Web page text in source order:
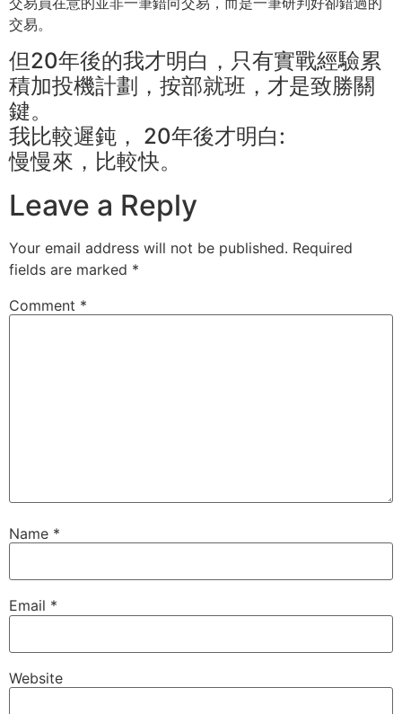
交易。
但20年後的我才明白，只有實戰經驗累
積加投機計劃，按部就班，才是致勝關
鍵。
我比較遲鈍， 20年後才明白:
慢慢來，比較快。
Leave a Reply
Your email address will not be published. Required
fields are marked *
Comment *
Name *
Email *
Website